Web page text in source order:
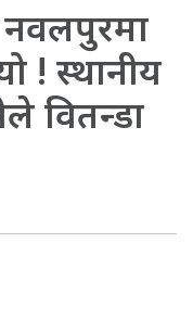
! स्थानीय
वितन्डा